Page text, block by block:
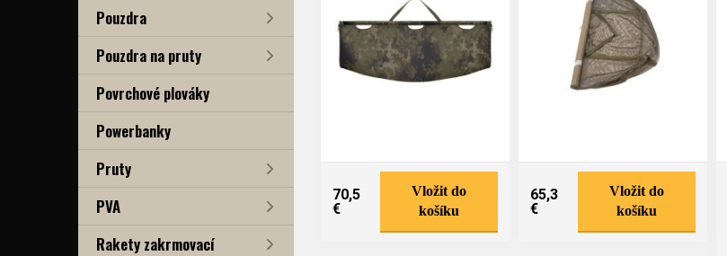
Pouzdra
Pouzdra na pruty
Povrchové plováky
Powerbanky
Pruty
PVA
Rakety zakrmovací
70,5
€
Vložit do
košíku
65,3
€
Vložit do
košíku